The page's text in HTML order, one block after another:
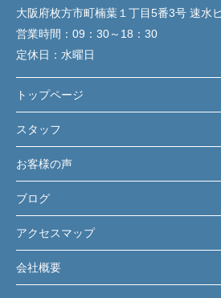
大阪府枚方市町楠葉１丁目5番3号 速水
営業時間： 09：30～18：30
定休日： 水曜日
トップページ
スタッフ
お客様の声
ブログ
アクセスマップ
会社概要